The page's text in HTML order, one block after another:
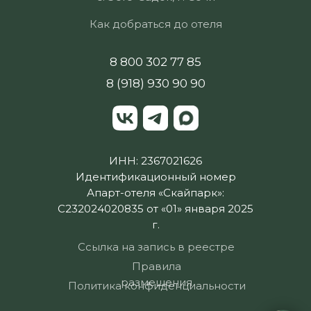
Как добраться до отеля
Политика конфиденциальности
Правила
размещения
Ссылка на запись в реестре
ИНН: 2367021626
Идентификационный номер
Апарт-отеля «Скайпарк»:
С232024020835 от «01» января 2025
г.
8 800 302 77 85
8 (918) 930 90 90